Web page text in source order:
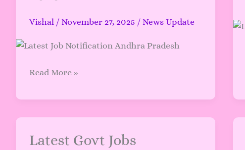
Vishal / November 27, 2025 / News Update
की
सरकारी
Read More »
Latest Govt Jobs
Latest